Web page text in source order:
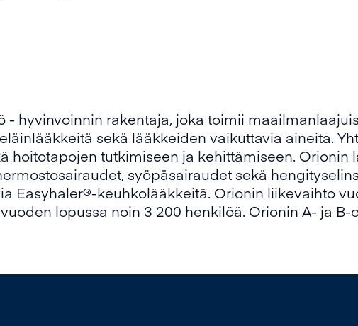
- hyvinvoinnin rakentaja, joka toimii
sekä lääkkeiden vaikuttavia aineita.
hoitotapojen tutkimiseen ja kehittämiseen. Orionin
syöpäsairaudet sekä
Easyhaler®-keuhkolääkkeitä. Orionin liikevaihto
lopussa noin 3 200 henkilöä. Orionin A- ja B-